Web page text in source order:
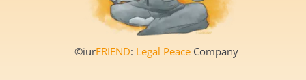
©iurFRIEND: Legal Peace Company